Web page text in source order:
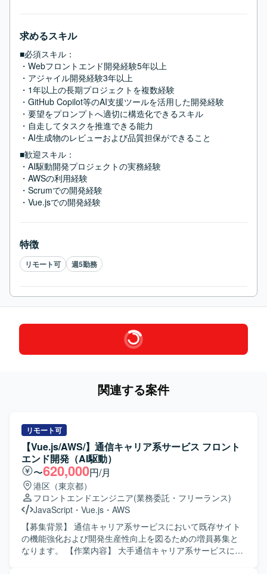
求めるスキル
■必須スキル：
・Webフロントエンド開発経験5年以上
・アジャイル開発経験3年以上
・1年以上の長期プロジェクトを複数経験
・GitHub Copilot等のAI支援ツールを活用した開発経験
・要望をプロンプトへ適切に構造化できるスキル
・自走してタスクを推進できる能力
・AI生成物のレビューおよび品質担保ができること
■歓迎スキル：
・AI駆動開発プロジェクトの実務経験
・AWSの利用経験
・Scrumでの開発経験
・Vue.jsでの開発経験
特徴
リモート可 週5勤務
関連する案件
リモート可
【Vue.js/AWS/】通信キャリア系サービス フロント
エンド開発（AI駆動）
〜620,000円/月
港区（東京都）
フロントエンドエンジニア(業務委託・フリーランス)
JavaScript ・ Vue.js ・ AWS
【募集背景】 通信キャリア系サービスにおいて既存サイト
の機能強化および開発生産性向上を図るための増員募集と
なります。 【作業内容】 大手通信キャリア系サービスにお